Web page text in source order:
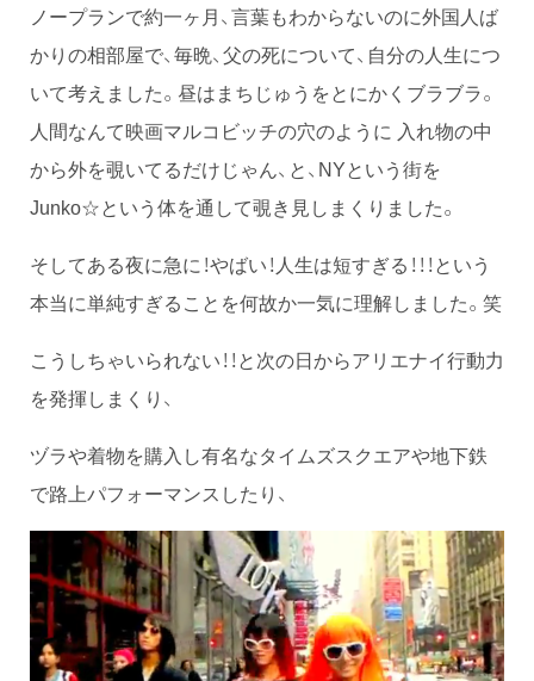
ノープランで約一ヶ月、言葉もわからないのに外国人ば
かりの相部屋で、毎晩、父の死について、自分の人生につ
いて考えました。昼はまちじゅうをとにかくブラブラ。
人間なんて映画マルコビッチの穴のように 入れ物の中
から外を覗いてるだけじゃん、と、NYという街を
Junko☆という体を通して覗き見しまくりました。
そしてある夜に急に！やばい！人生は短すぎる！！！という
本当に単純すぎることを何故か一気に理解しました。笑
こうしちゃいられない！！と次の日からアリエナイ行動力
を発揮しまくり、
ヅラや着物を購入し有名なタイムズスクエアや地下鉄
で路上パフォーマンスしたり、